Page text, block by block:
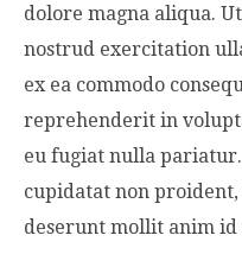
dolore magna aliqua.
nostrud exercitation
ex ea commodo
reprehenderit in
eu fugiat nulla
cupidatat non
deserunt mollit anim id